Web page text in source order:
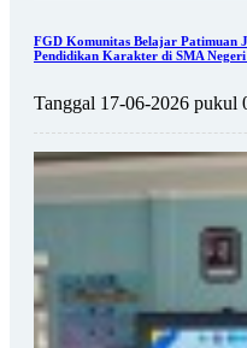
FGD Komunitas Belajar Patimuan
Pendidikan Karakter di SMA
Tanggal 17-06-2026 pukul